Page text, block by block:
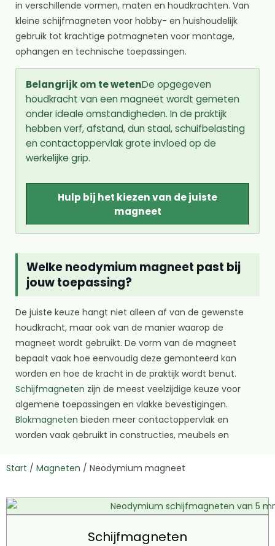
in verschillende vormen, maten en houdkrachten. Van
kleine schijfmagneten voor hobby- en huishoudelijk
gebruik tot krachtige potmagneten voor montage,
ophangen en technische toepassingen.
Belangrijk om te wetenDe opgegeven
houdkracht van een magneet wordt gemeten
onder ideale omstandigheden. In de praktijk
hebben verf, afstand, dun staal, schuifbelasting
en contactoppervlak grote invloed op de
werkelijke grip.
Hulp bij het kiezen van de juiste
magneet
Welke neodymium magneet past bij
jouw toepassing?
De juiste keuze hangt niet alleen af van de gewenste
houdkracht, maar ook van de manier waarop de
magneet wordt gebruikt. De vorm van de magneet
bepaalt vaak hoe eenvoudig deze gemonteerd kan
worden en hoe de kracht in de praktijk wordt benut.
Schijfmagneten zijn de meest veelzijdige keuze voor
algemene toepassingen en vlakke bevestigingen.
Blokmagneten bieden meer contactoppervlak en
worden vaak gebruikt in constructies, meubels en
wanneer montage met een bout of as gewenst is, terwijl
richting het contactvlak voor maximale houdkracht op
staal. Voor toepassingen waarbij verschuiven een risico
rubbermagneten een betere keuze zijn
Start / Magneten / Neodymium magneet
Schijfmagneten